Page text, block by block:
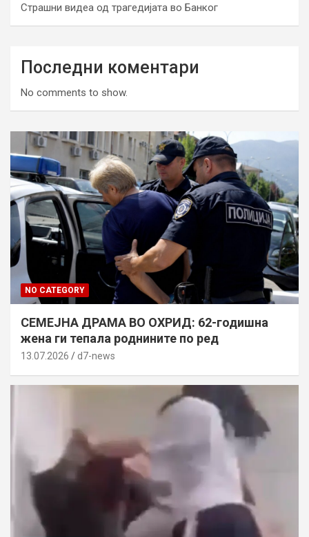
Страшни видеа од трагедијата во Банког
Последни коментари
No comments to show.
NO CATEGORY
СЕМЕЈНА ДРАМА ВО ОХРИД: 62-годишна
жена ги тепала роднините по ред
13.07.2026 d7-news